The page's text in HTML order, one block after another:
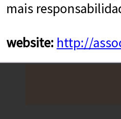
mais
website: http://